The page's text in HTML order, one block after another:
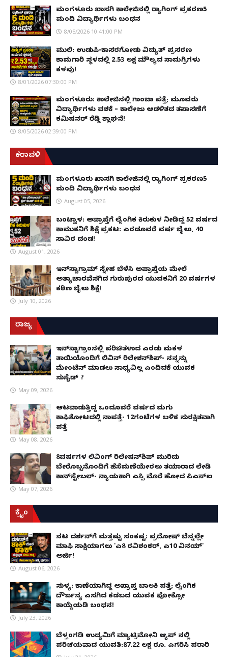
ಮಂಗಳೂರು ಖಾಸಗಿ ಕಾಲೇಜಿನಲ್ಲಿ ರ‌್ಯಾಗಿಂಗ್ ಪ್ರಕರಣ5
ಮಂದಿ ವಿದ್ಯಾರ್ಥಿಗಳು ಬಂಧನ
8/05/2026 10:41:00 PM
ಮುಲ್ಕಿ: ಉಡುಪಿ-ಕಾಸರಗೋಡು ವಿದ್ಯುತ್ ಪ್ರಸರಣ
ಕಾಮಗಾರಿ ಸ್ಥಳದಲ್ಲಿ ₹2.53 ಲಕ್ಷ ಮೌಲ್ಯದ ಸಾಮಗ್ರಿಗಳು
ಕಳವು!
8/01/2026 07:30:00 PM
ಮಂಗಳೂರು: ಕಾಲೇಜಿನಲ್ಲಿ ಗಾಂಜಾ ಪತ್ತೆ; ಮೂವರು
ವಿದ್ಯಾರ್ಥಿಗಳು ವಶಕ್ಕೆ – ಕಾಲೇಜು ಆಡಳಿತದ ತಪಾಸಣೆಗೆ
ಕಮಿಷನರ್ ರೆಡ್ಡಿ ಶ್ಲಾಘನೆ!
8/05/2026 02:39:00 PM
ಕರಾವಳಿ
ಮಂಗಳೂರು ಖಾಸಗಿ ಕಾಲೇಜಿನಲ್ಲಿ ರ‌್ಯಾಗಿಂಗ್ ಪ್ರಕರಣ5
ಮಂದಿ ವಿದ್ಯಾರ್ಥಿಗಳು ಬಂಧನ
August 05, 2026
ಬಂಟ್ವಾಳ: ಅಪ್ರಾಪ್ತೆಗೆ ಲೈಂಗಿಕ ಕಿರುಕುಳ ನೀಡಿದ್ದ 52 ವರ್ಷದ
ಕಾಮುಕನಿಗೆ ಶಿಕ್ಷೆ ಪ್ರಕಟ: ಎರಡೂವರೆ ವರ್ಷ ಜೈಲು, ₹40
ಸಾವಿರ ದಂಡ!
August 01, 2026
ಇನ್‌ಸ್ಟಾಗ್ರಾಮ್ ಸ್ನೇಹ ಬೆಳೆಸಿ ಅಪ್ರಾಪ್ತೆಯ ಮೇಲೆ
ಅತ್ಯಾಚಾರವೆಸಗಿದ ಗುರುಪುರದ ಯುವಕನಿಗೆ 20 ವರ್ಷಗಳ
ಕಠಿಣ ಜೈಲು ಶಿಕ್ಷೆ!
July 10, 2026
ರಾಜ್ಯ
ಇನ್​ಸ್ಟಾಗ್ರಾಂನಲ್ಲಿ ಪರಿಚಿತಳಾದ ಎರಡು ಮಕ್ಕಳ
ತಾಯಿಯೊಂದಿಗೆ ಲಿವಿನ್ ರಿಲೇಶನ್​ಶಿಪ್- ನನ್ನನ್ನು
ಮೇಂಟೆನ್ ಮಾಡಲು ಸಾಧ್ಯವಿಲ್ಲ ಎಂದಿದಕ್ಕೆ ಯುವಕ
ಸುಸೈಡ್ ?
May 09, 2026
ಆಟವಾಡುತ್ತಿದ್ದ ಒಂದೂವರೆ ವರ್ಷದ ಮಗು
ಕಾಫಿತೋಟದಲ್ಲಿ ನಾಪತ್ತೆ- 12ಗಂಟೆಗಳ ಬಳಿಕ ಸುರಕ್ಷಿತವಾಗಿ
ಪತ್ತೆ
May 08, 2026
8ವರ್ಷಗಳ ಲಿವಿಂಗ್‌ ರಿಲೇಷನ್‌ಶಿಪ್ ಮುರಿದು
ಬೇರೊಬ್ಬನೊಂದಿಗೆ ಹೆಸೆಮಣೆಯೇರಲು ತಯಾರಾದ ಲೇಡಿ
ಕಾನ್‌ಸ್ಟೇಬಲ್- ನ್ಯಾಯಕ್ಕಾಗಿ ಎಸ್ಪಿ ಮೊರೆ ಹೋದ ಪಿಎಸ್ಐ
May 07, 2026
ಕ್ರೈಂ
ನಟ ದರ್ಶನ್‌ಗೆ ಮತ್ತಷ್ಟು ಸಂಕಷ್ಟ: ಪ್ರದೋಷ್ ಬೆನ್ನಲ್ಲೇ
ಮಾಫಿ ಸಾಕ್ಷಿಯಾಗಲು 'ಎ8 ರವಿಶಂಕರ್, ಎ10 ವಿನಯ್'
ಅರ್ಜಿ!
August 06, 2026
ಸುಳ್ಯ: ಕಾಣೆಯಾಗಿದ್ದ ಅಪ್ರಾಪ್ತ ಬಾಲಕಿ ಪತ್ತೆ; ಲೈಂಗಿಕ
ದೌರ್ಜನ್ಯ ಎಸಗಿದ ಕಡಬದ ಯುವಕ ಪೋಕ್ಸೋ
ಕಾಯ್ದೆಯಡಿ ಬಂಧನ!
July 23, 2026
ಬೆಳ್ತಂಗಡಿ ಉದ್ಯಮಿಗೆ ಮ್ಯಾಟ್ರಿಮೋನಿ ಆ್ಯಪ್ ನಲ್ಲಿ
ಪರಿಚಯವಾದ ಯುವತಿ:87.22 ಲಕ್ಷ ರೂ. ಎಗರಿಸಿ ಪರಾರಿ